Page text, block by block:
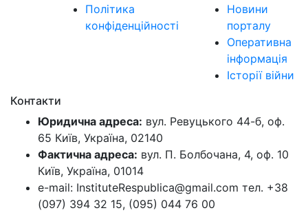
Політика
конфіденційності
Новини
порталу
Оперативна
інформація
Історії війни
Контакти
Юридична адреса: вул. Ревуцького 44-б, оф.
65 Київ, Україна, 02140
Фактична адреса: вул. П. Болбочана, 4, оф. 10
Київ, Україна, 01014
e-mail: InstituteRespublica@gmail.com тел. +38
(097) 394 32 15, (095) 044 76 00